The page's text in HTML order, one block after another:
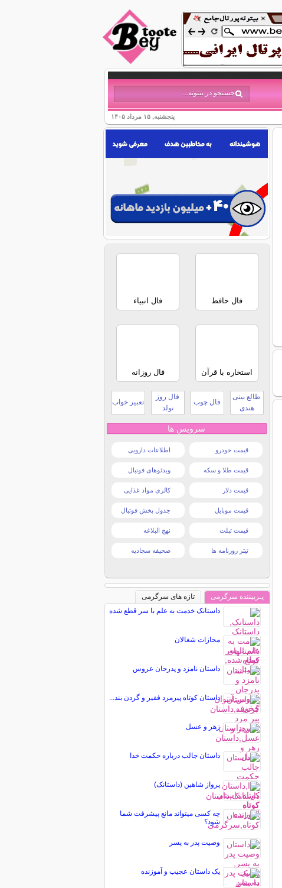
پنجشنبه, ۱۵ مرداد ۱۴۰۵
فال حافظ فال انبیاء
استخاره با قرآن فال روزانه
طالع بینی
هندی
فال چوب
فال روز
تولد
تعبیر خواب
سرویس ها
قیمت خودرو اطلاعات دارویی
قیمت طلا و سکه ویدئوهای فوتبال
قیمت دلار کالری مواد غذایی
قیمت موبایل جدول پخش فوتبال
قیمت تبلت نهج البلاغه
تیتر روزنامه ها صحیفه سجادیه
پـربیننده سرگرمی
تازه های سرگرمی
داستانک خدمت به علم با سر قطع شده
مجازات شغالان
داستان‌ نامزد و پدرجان عروس
داستان کوتاه پیرمرد فقیر و گردن بند...
زهر و عسل
داستان جالب درباره حکمت خدا
پرواز شاهین (داستانک)
چه کسی میتواند مانع پیشرفت شما
شود؟
وصیت پدر به پسر
یک داستان عجیب و آموزنده